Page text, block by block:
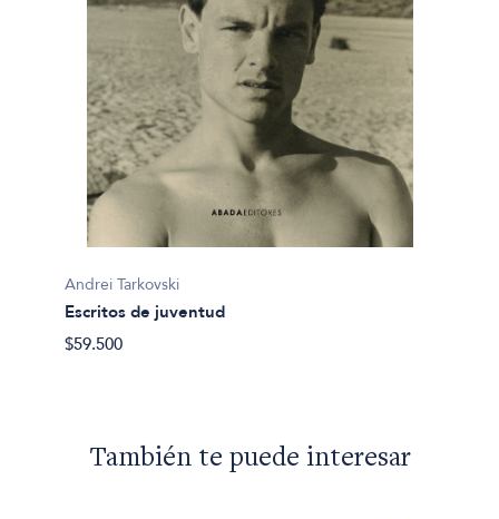
Andrei Tarkovski
Escritos de juventud
$59.500
También te puede interesar